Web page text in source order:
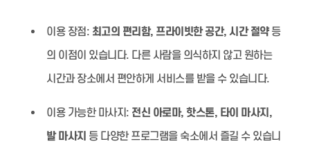
이용 장점: 최고의 편리함, 프라이빗한 공간, 시간 절약등
의 이점이 있습니다. 다른 사람을 의식하지 않고 원하는
시간과 장소에서 편안하게 서비스를 받을 수 있습니다.
이용 가능한 마사지: 전신 아로마, 핫스톤, 타이 마사지,
발 마사지 등 다양한 프로그램을 숙소에서 즐길 수 있습니